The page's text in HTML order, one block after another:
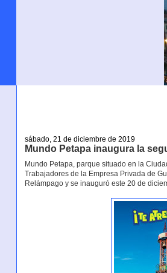
sábado, 21 de diciembre de 2019
Mundo Petapa inaugura la
Mundo Petapa, parque situado en la
Trabajadores de la Empresa Privada de
Relámpago y se inauguró este 20 de